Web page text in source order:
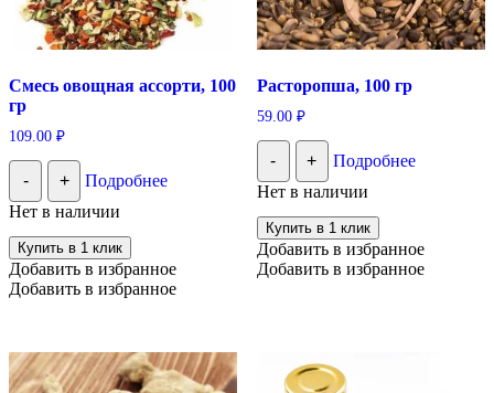
Смесь овощная ассорти, 100
гр
109.00 ₽
- +
Подробнее
Нет в наличии
Купить в 1 клик
Добавить в избранное
Добавить в избранное
Расторопша, 100 гр
59.00 ₽
- +
Подробнее
Нет в наличии
Купить в 1 клик
Добавить в избранное
Добавить в избранное